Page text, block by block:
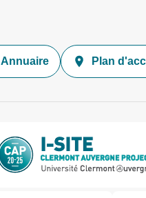
Annuaire Plan